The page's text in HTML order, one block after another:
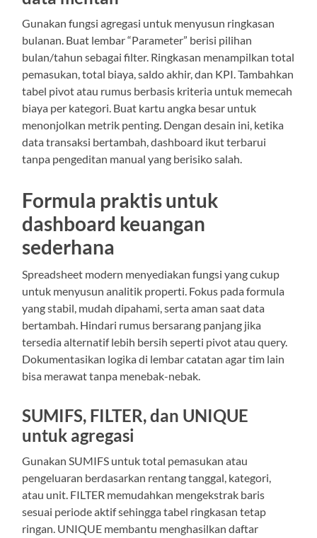
Gunakan fungsi agregasi untuk menyusun ringkasan
bulanan. Buat lembar “Parameter” berisi pilihan
bulan/tahun sebagai filter. Ringkasan menampilkan total
pemasukan, total biaya, saldo akhir, dan KPI. Tambahkan
tabel pivot atau rumus berbasis kriteria untuk memecah
biaya per kategori. Buat kartu angka besar untuk
menonjolkan metrik penting. Dengan desain ini, ketika
data transaksi bertambah, dashboard ikut terbarui
tanpa pengeditan manual yang berisiko salah.
Formula praktis untuk
dashboard keuangan
sederhana
Spreadsheet modern menyediakan fungsi yang cukup
untuk menyusun analitik properti. Fokus pada formula
yang stabil, mudah dipahami, serta aman saat data
bertambah. Hindari rumus bersarang panjang jika
tersedia alternatif lebih bersih seperti pivot atau query.
Dokumentasikan logika di lembar catatan agar tim lain
bisa merawat tanpa menebak-nebak.
SUMIFS, FILTER, dan UNIQUE
untuk agregasi
Gunakan SUMIFS untuk total pemasukan atau
pengeluaran berdasarkan rentang tanggal, kategori,
atau unit. FILTER memudahkan mengekstrak baris
sesuai periode aktif sehingga tabel ringkasan tetap
ringan. UNIQUE membantu menghasilkan daftar